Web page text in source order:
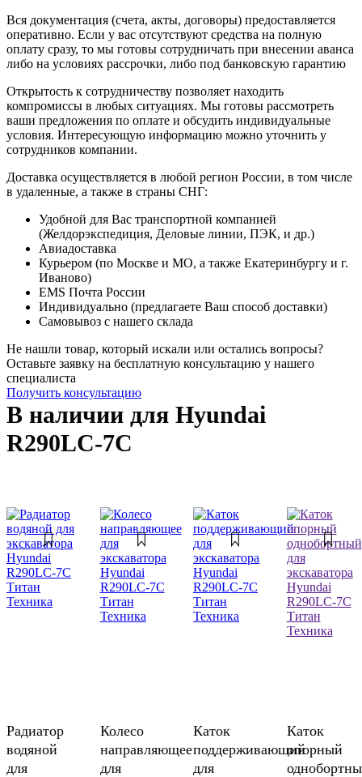
Вся документация (счета, акты, договоры) предоставляется
оперативно. Если у вас отсутствуют средства на полную
оплату сразу, то мы готовы сотрудничать при внесении аванса
либо на условиях рассрочки, либо под банковскую гарантию
Открытость к сотрудничеству позволяет находить
компромиссы в любых ситуациях. Мы готовы рассмотреть
ваши предложения по оплате и обсудить индивидуальные
условия. Интересующую информацию можно уточнить у
сотрудников компании.
Доставка осуществляется в любой регион России, в том числе
в удаленные, а также в страны СНГ:
Удобной для Вас транспортной компанией
(Желдорэкспедиция, Деловые линии, ПЭК, и др.)
Авиадоставка
Курьером (по Москве и МО, а также Екатеринбургу и г.
Иваново)
EMS Почта России
Индивидуально (предлагаете Ваш способ доставки)
Самовывоз с нашего склада
Не нашли товар, который искали или остались вопросы?
Оставьте заявку на бесплатную консультацию у нашего
специалиста
Получить консультацию
В наличии для Hyundai
R290LC-7C
Радиатор
водяной
для
Колесо
направляющее
для
Каток
поддерживающий
для
Каток
опорный